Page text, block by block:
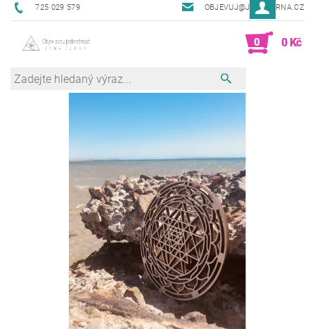
725 029 579 OBJEVUJ@JANACERNA.CZ
0 0 Kč